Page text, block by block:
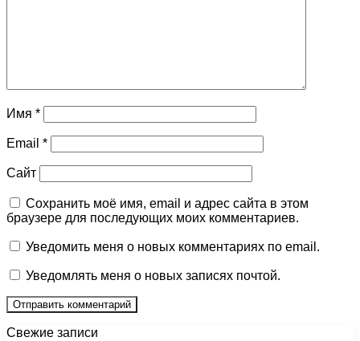
Имя *
Email *
Сайт
Сохранить моё имя, email и адрес сайта в этом
браузере для последующих моих комментариев.
Уведомить меня о новых комментариях по email.
Уведомлять меня о новых записях почтой.
Свежие записи